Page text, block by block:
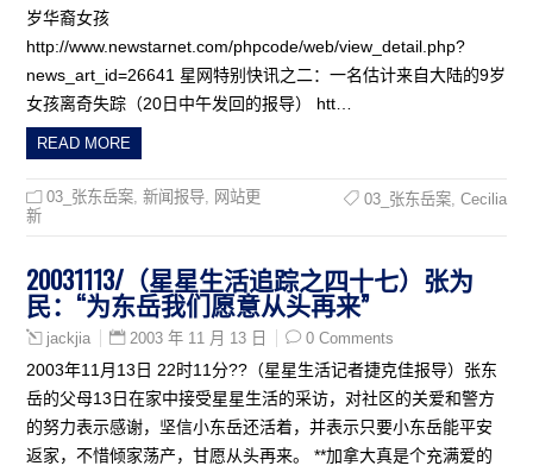
岁华裔女孩
http://www.newstarnet.com/phpcode/web/view_detail.php?
news_art_id=26641 星网特别快讯之二：一名估计来自大陆的9岁
女孩离奇失踪（20日中午发回的报导） htt…
READ MORE
03_张东岳案 ,新闻报导
网站更
新
03_张东岳案, Cecilia
20031113/（星星生活追踪之四十七）张为
民：“为东岳我们愿意从头再来”
jackjia 2003 年 11 月 13 日 0 Comments
2003年11月13日 22时11分??（星星生活记者捷克佳报导）张东
岳的父母13日在家中接受星星生活的采访，对社区的关爱和警方
的努力表示感谢，坚信小东岳还活着，并表示只要小东岳能平安
返家，不惜倾家荡产，甘愿从头再来。 **加拿大真是个充满爱的